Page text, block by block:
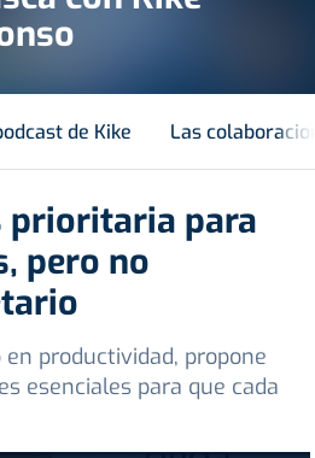
de Kike Las
prioritaria para
pero no
productividad, propone
esenciales para que cada